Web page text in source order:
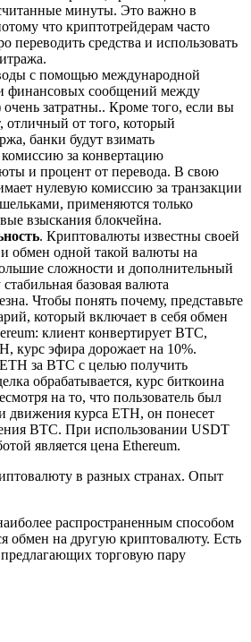
минуты. Это важно в
что криптотрейдерам часто
переводить средства и использовать
с помощью международной
финансовых сообщений между
затратны.. Кроме того, если вы
отличный от того, который
банки будут взимать
за конвертацию
и процент от перевода. В свою
нулевую комиссию за транзакции
применяются только
взыскания блокчейна.
. Криптовалюты известны своей
обмен одной такой валюты на
сложности и дополнительный
базовая валюта
Чтобы понять почему, представьте
который включает в себя обмен
клиент конвертирует BTC,
курс эфира дорожает на 10%.
за BTC с целью получить
обрабатывается, курс биткоина
на то, что пользователь был
движения курса ETH, он понесет
BTC. При использовании USDT
является цена Ethereum.
распространенным способом
обмен на другую криптовалюту. Есть
торговую пару